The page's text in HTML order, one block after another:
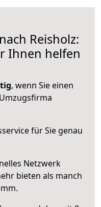
Reisholz:
Ihnen helfen
, wenn Sie einen
für Sie genau
Netzwerk
bieten als manch